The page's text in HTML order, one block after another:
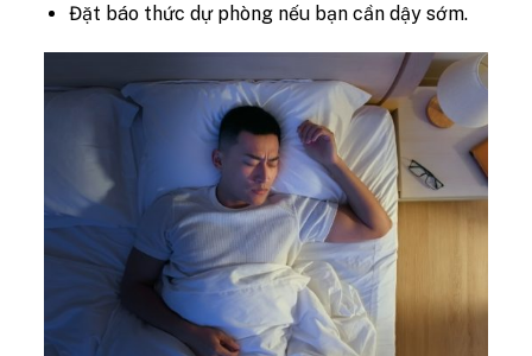
Đặt báo thức dự phòng nếu bạn cần dậy sớm.